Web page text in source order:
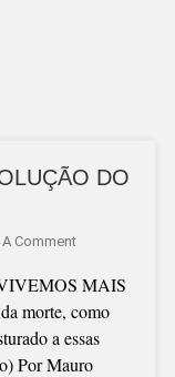
DO
A CommentOn
MUTAÇÃO:
A
REVOLUÇÃO
DO
MAIS
morte, como
a essas
Por Mauro